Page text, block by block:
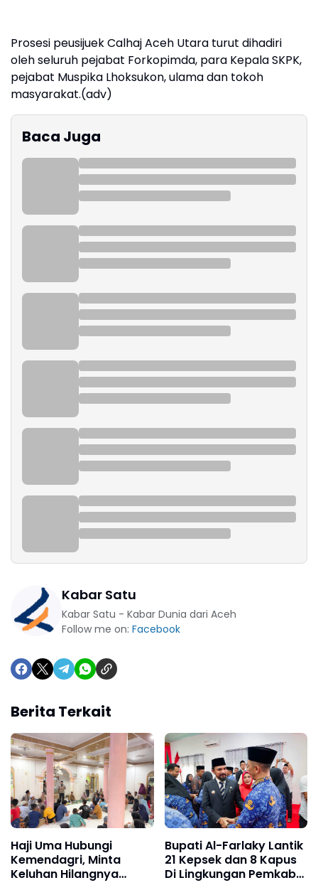
Prosesi peusijuek Calhaj Aceh Utara turut dihadiri
oleh seluruh pejabat Forkopimda, para Kepala SKPK,
pejabat Muspika Lhoksukon, ulama dan tokoh
masyarakat.(adv)
Baca Juga
Kabar Satu
Kabar Satu - Kabar Dunia dari Aceh
Follow me on: Facebook
Berita Terkait
Haji Uma Hubungi
Kemendagri, Minta
Keluhan Hilangnya
Bupati Al-Farlaky Lantik
21 Kepsek dan 8 Kapus
Di Lingkungan Pemkab